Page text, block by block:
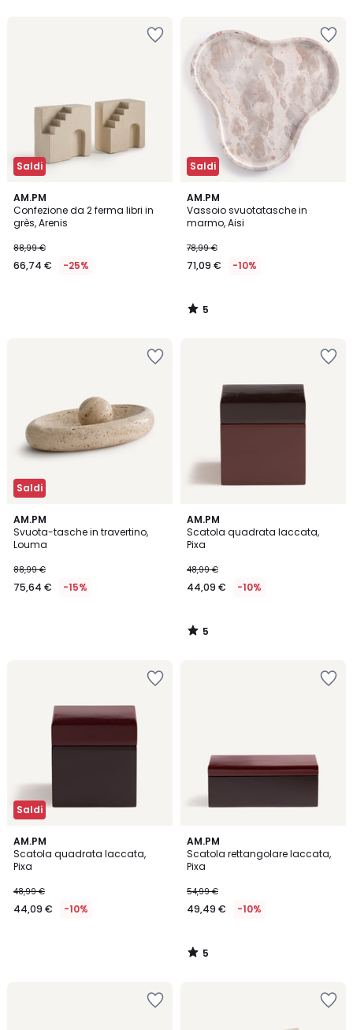
Saldi
AM.PM
Confezione da 2 ferma libri in
grès, Arenis
88,99 €
66,74 € -25%
Saldi
AM.PM
Vassoio svuotatasche in
marmo, Aisi
78,99 €
71,09 € -10%
5
/
5
5
/
Saldi
AM.PM
Svuota-tasche in travertino,
Louma
88,99 €
75,64 € -15%
AM.PM
Scatola quadrata laccata,
Pixa
48,99 €
44,09 € -10%
5
/
5
5
/
Saldi
AM.PM
Scatola quadrata laccata,
Pixa
48,99 €
44,09 € -10%
AM.PM
Scatola rettangolare laccata,
Pixa
54,99 €
49,49 € -10%
5
/
5
5
/